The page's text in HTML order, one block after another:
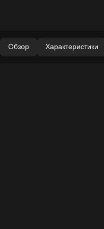
Обзор Характеристики